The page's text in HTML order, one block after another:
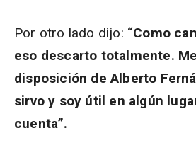
Por otro lado dijo: “Como
eso descarto totalmente.
disposición de Alberto
sirvo y soy útil en algún
cuenta”.